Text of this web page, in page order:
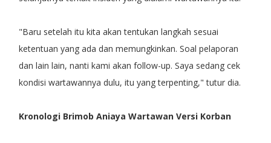
"Baru setelah itu kita akan tentukan langkah sesuai
ketentuan yang ada dan memungkinkan. Soal pelaporan
dan lain lain, nanti kami akan follow-up. Saya sedang cek
kondisi wartawannya dulu, itu yang terpenting," tutur dia.
Kronologi Brimob Aniaya Wartawan Versi Korban